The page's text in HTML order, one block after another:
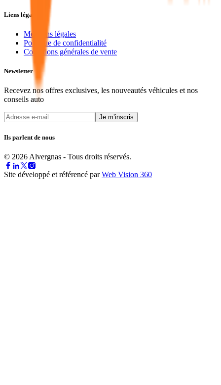
Liens légaux
Mentions légales
Politique de confidentialité
Conditions générales de vente
Newsletter
Recevez nos offres exclusives, les nouveautés véhicules et nos
conseils auto
Je m’inscris
Ils parlent de nous
© 2026 Alvergnas - Tous droits réservés.
Site développé et référencé parWeb Vision 360